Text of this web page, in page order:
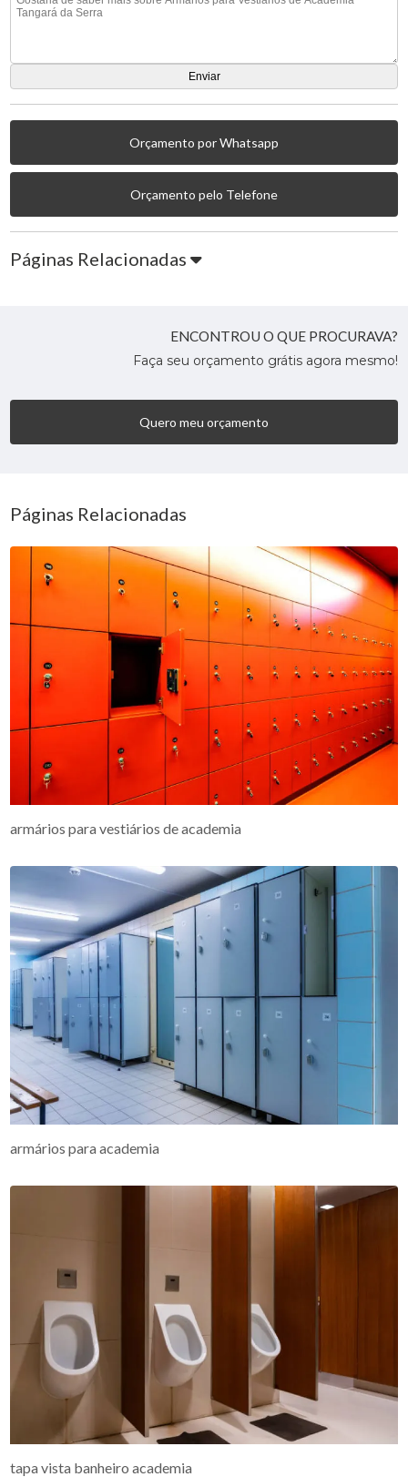
Orçamento por Whatsapp
Orçamento pelo Telefone
Páginas Relacionadas
ENCONTROU O QUE PROCURAVA?
Faça seu orçamento grátis agora mesmo!
Quero meu orçamento
Páginas Relacionadas
armários para vestiários de academia
armários para academia
tapa vista banheiro academia